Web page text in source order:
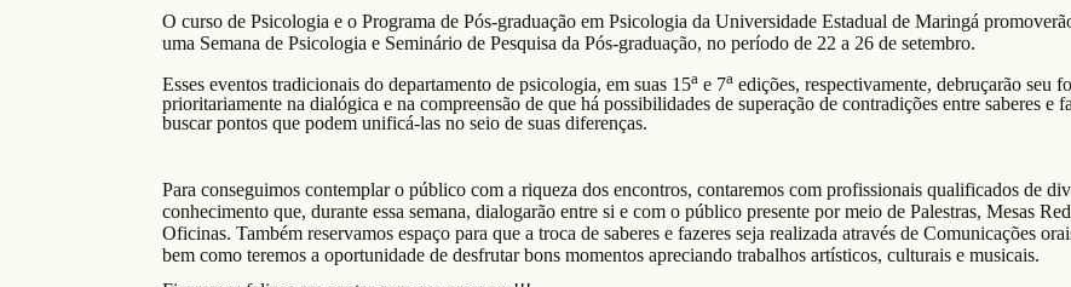
O curso de Psicologia e o Programa de Pós-graduação em Psicologia da Universidade Estadual de Maringá
uma Semana de Psicologia e Seminário de Pesquisa da Pós-graduação, no período de 22 a 26 de setembro.
Esseseventos tradicionais do departamento de psicologia, em suas 15a e 7a edições, respectivamente, debruçarão seu
prioritariamente na dialógica e na compreensão de que há possibilidades de superação de contradições entre saberes e
buscar pontos que podem unificá-las no seio de suas diferenças.
Para conseguimos contemplar o público com a riqueza dos encontros, contaremos com profissionais qualificados de
conhecimento que, durante essa semana, dialogarão entre si e com o público presente por meio de Palestras, Mesas
Oficinas. Também reservamos espaço para que a troca de saberes e fazeres seja realizada através de Comunicações
bem como teremos a oportunidade de desfrutar bons momentos apreciando trabalhos artísticos, culturais e musicais.